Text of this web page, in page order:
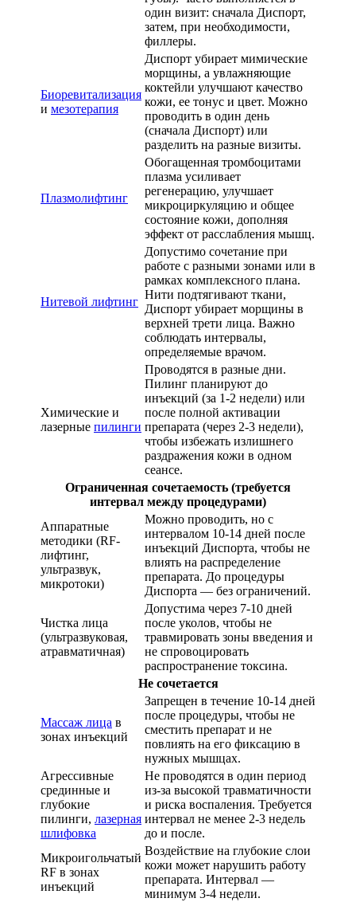
один визит: сначала Диспорт,
затем, при необходимости,
филлеры.
Биоревитализация
и мезотерапия
Диспорт убирает мимические
морщины, а увлажняющие
коктейли улучшают качество
кожи, ее тонус и цвет. Можно
проводить в один день
(сначала Диспорт) или
разделить на разные визиты.
Плазмолифтинг
Обогащенная тромбоцитами
плазма усиливает
регенерацию, улучшает
микроциркуляцию и общее
состояние кожи, дополняя
эффект от расслабления мышц.
Нитевой лифтинг
Допустимо сочетание при
работе с разными зонами или в
рамках комплексного плана.
Нити подтягивают ткани,
Диспорт убирает морщины в
верхней трети лица. Важно
соблюдать интервалы,
определяемые врачом.
Химические и
лазерные пилинги
Проводятся в разные дни.
Пилинг планируют до
инъекций (за 1-2 недели) или
после полной активации
препарата (через 2-3 недели),
чтобы избежать излишнего
раздражения кожи в одном
сеансе.
Ограниченная сочетаемость (требуется
интервал между процедурами)
Аппаратные
методики (RF-
лифтинг,
ультразвук,
микротоки)
Можно проводить, но с
интервалом 10-14 дней после
инъекций Диспорта, чтобы не
влиять на распределение
препарата. До процедуры
Диспорта — без ограничений.
Чистка лица
(ультразвуковая,
атравматичная)
Допустима через 7-10 дней
после уколов, чтобы не
травмировать зоны введения и
не спровоцировать
распространение токсина.
Не сочетается
Массаж лица в
зонах инъекций
Запрещен в течение 10-14 дней
после процедуры, чтобы не
сместить препарат и не
повлиять на его фиксацию в
нужных мышцах.
Агрессивные
срединные и
глубокие
пилинги, лазерная
шлифовка
Не проводятся в один период
из-за высокой травматичности
и риска воспаления. Требуется
интервал не менее 2-3 недель
до и после.
Микроигольчатый
RF в зонах
инъекций
Воздействие на глубокие слои
кожи может нарушить работу
препарата. Интервал —
минимум 3-4 недели.